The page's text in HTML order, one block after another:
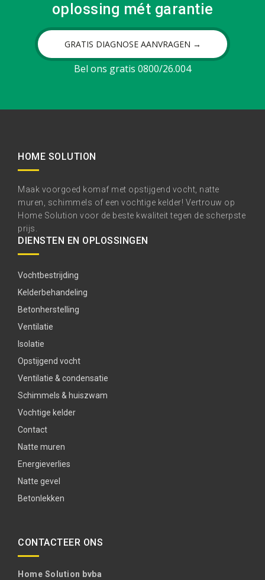
oplossing mét garantie
GRATIS DIAGNOSE AANVRAGEN →
Bel ons gratis 0800/26.004
HOME SOLUTION
Maak voorgoed komaf met opstijgend vocht, natte
muren, schimmels of een vochtige kelder! Vertrouw op
Home Solution voor de beste kwaliteit tegen de scherpste
prijs.
DIENSTEN EN OPLOSSINGEN
Vochtbestrijding
Kelderbehandeling
Betonherstelling
Ventilatie
Isolatie
Opstijgend vocht
Ventilatie & condensatie
Schimmels & huiszwam
Vochtige kelder
Contact
Natte muren
Energieverlies
Natte gevel
Betonlekken
CONTACTEER ONS
Home Solution bvba